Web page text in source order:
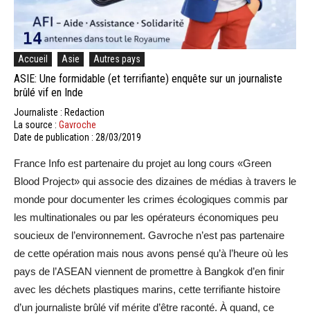
Accueil Asie Autres pays
ASIE: Une formidable (et terrifiante) enquête sur un journaliste
brûlé vif en Inde
Journaliste : Redaction
La source : Gavroche
Date de publication : 28/03/2019
France Info est partenaire du projet au long cours «Green
Blood Project» qui associe des dizaines de médias à travers le
monde pour documenter les crimes écologiques commis par
les multinationales ou par les opérateurs économiques peu
soucieux de l’environnement. Gavroche n’est pas partenaire
de cette opération mais nous avons pensé qu’à l’heure où les
pays de l’ASEAN viennent de promettre à Bangkok d’en finir
avec les déchets plastiques marins, cette terrifiante histoire
d’un journaliste brûlé vif mérite d’être raconté. À quand, ce